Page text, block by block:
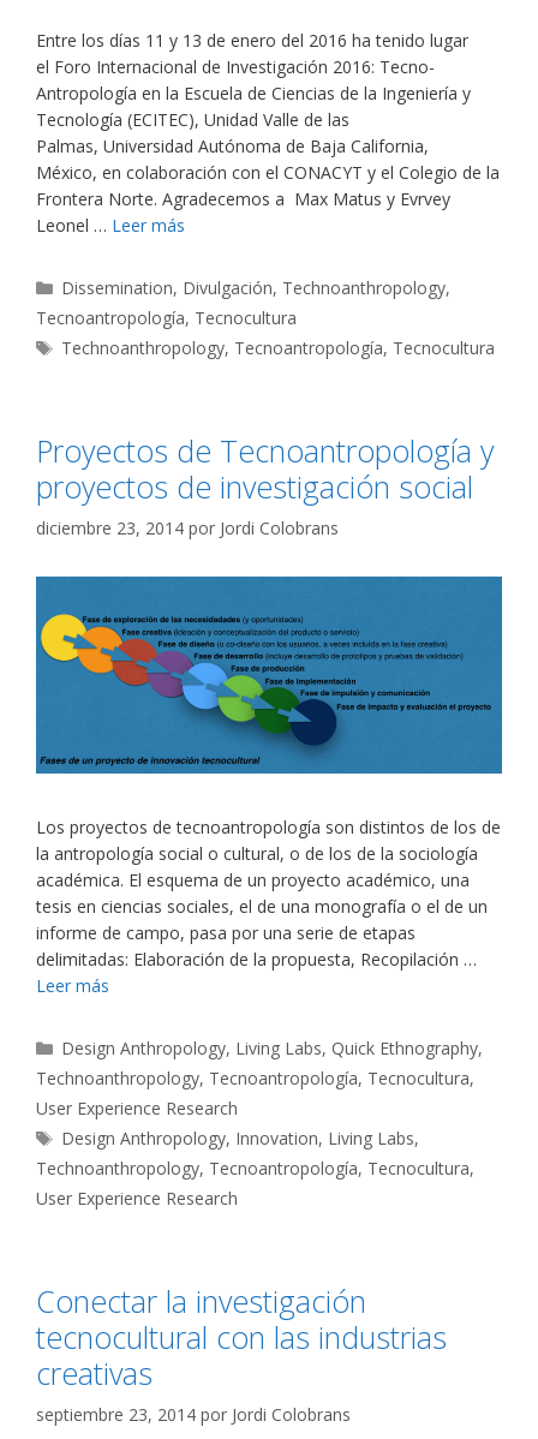
Entre los días 11 y 13 de enero del 2016 ha tenido lugar
el Foro Internacional de Investigación 2016: Tecno-
Antropología en la Escuela de Ciencias de la Ingeniería y
Tecnología (ECITEC), Unidad Valle de las
Palmas, Universidad Autónoma de Baja California,
México, en colaboración con el CONACYT y el Colegio de la
Frontera Norte. Agradecemos a Max Matus y Evrvey
Leonel … Leer más
Categorías
Dissemination, Divulgación, Technoanthropology,
Tecnoantropología, Tecnocultura
Etiquetas
Technoanthropology, Tecnoantropología, Tecnocultura
Proyectos de Tecnoantropología y
proyectos de investigación social
diciembre 23, 2014 por Jordi Colobrans
Los proyectos de tecnoantropología son distintos de los de
la antropología social o cultural, o de los de la sociología
académica. El esquema de un proyecto académico, una
tesis en ciencias sociales, el de una monografía o el de un
informe de campo, pasa por una serie de etapas
delimitadas: Elaboración de la propuesta, Recopilación …
Leer más
Categorías
Design Anthropology, Living Labs,Quick Ethnography,
Technoanthropology, Tecnoantropología, Tecnocultura,
User Experience Research
Etiquetas
Design Anthropology, Innovation, Living Labs,
Technoanthropology, Tecnoantropología, Tecnocultura,
User Experience Research
Conectar la investigación
tecnocultural con las industrias
creativas
septiembre 23, 2014 por Jordi Colobrans